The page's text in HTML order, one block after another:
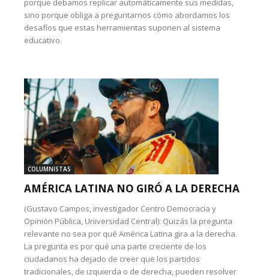
porque debamos replicar automáticamente sus medidas,
sino porque obliga a preguntarnos cómo abordamos los
desafíos que estas herramientas suponen al sistema
educativo.
COLUMNISTAS
AMÉRICA LATINA NO GIRÓ A LA DERECHA
(Gustavo Campos, investigador Centro Democracia y
Opinión Pública, Universidad Central): Quizás la pregunta
relevante no sea por qué América Latina gira a la derecha.
La pregunta es por qué una parte creciente de los
ciudadanos ha dejado de creer que los partidos
tradicionales, de izquierda o de derecha, pueden resolver